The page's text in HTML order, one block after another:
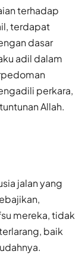
terhadap
terdapat
dasar
adil dalam
perkara,
Allah.
jalan yang
mereka, tidak
baik